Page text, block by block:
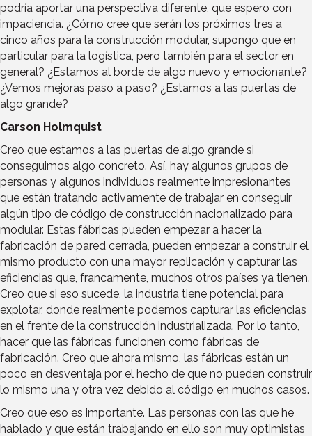
podría aportar una perspectiva diferente, que espero con
impaciencia. ¿Cómo cree que serán los próximos tres a
cinco años para la construcción modular, supongo que en
particular para la logística, pero también para el sector en
general? ¿Estamos al borde de algo nuevo y emocionante?
¿Vemos mejoras paso a paso? ¿Estamos a las puertas de
algo grande?
Carson Holmquist
Creo que estamos a las puertas de algo grande si
conseguimos algo concreto. Así, hay algunos grupos de
personas y algunos individuos realmente impresionantes
que están tratando activamente de trabajar en conseguir
algún tipo de código de construcción nacionalizado para
modular. Estas fábricas pueden empezar a hacer la
fabricación de pared cerrada, pueden empezar a construir el
mismo producto con una mayor replicación y capturar las
eficiencias que, francamente, muchos otros países ya tienen.
Creo que si eso sucede, la industria tiene potencial para
explotar, donde realmente podemos capturar las eficiencias
en el frente de la construcción industrializada. Por lo tanto,
hacer que las fábricas funcionen como fábricas de
fabricación. Creo que ahora mismo, las fábricas están un
poco en desventaja por el hecho de que no pueden construir
lo mismo una y otra vez debido al código en muchos casos.
Creo que eso es importante. Las personas con las que he
hablado y que están trabajando en ello son muy optimistas